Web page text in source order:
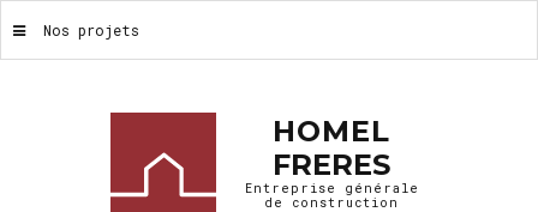
HOMEL
FRERES
Entreprise générale
de construction
Nos projets